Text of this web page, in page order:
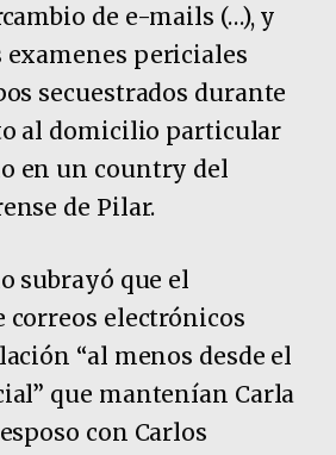
de e-mails (…), y
periciales
secuestrados durante
al domicilio particular
en un country del
de Pilar.
subrayó que el
correos electrónicos
“al menos desde el
que mantenían Carla
con Carlos